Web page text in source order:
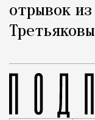
отрывок